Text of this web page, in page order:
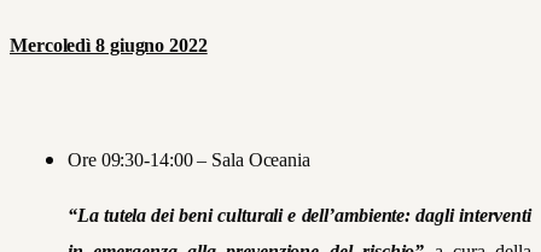
Mercoledì 8 giugno 2022
Ore 09:30-14:00 – Sala Oceania
“La tutela dei beni culturali e dell’ambiente: dagli interventi